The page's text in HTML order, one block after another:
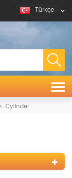
Türkçe
Cylinder